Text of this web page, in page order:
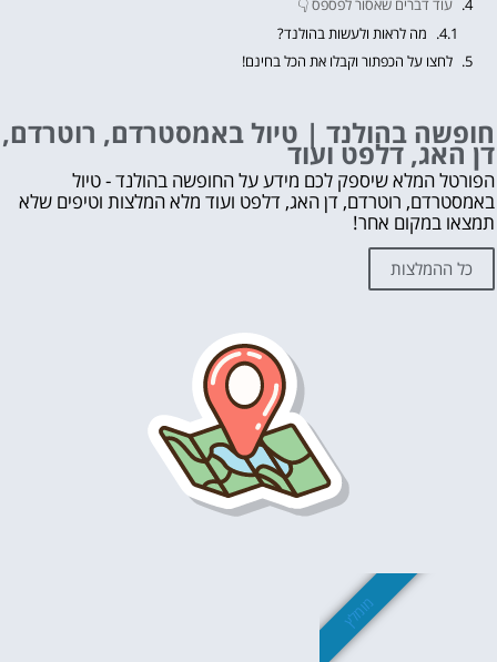
עוד דברים שאסור לפספס 👇
מה לראות ולעשות בהולנד?
לחצו על הכפתור וקבלו את הכל בחינם!
חופשה בהולנד | טיול באמסטרדם, רוטרדם,
דן האג, דלפט ועוד
הפורטל המלא שיספק לכם מידע על החופשה בהולנד - טיול
באמסטרדם, רוטרדם, דן האג, דלפט ועוד מלא המלצות וטיפים שלא
תמצאו במקום אחר!
כל ההמלצות
מומלץ